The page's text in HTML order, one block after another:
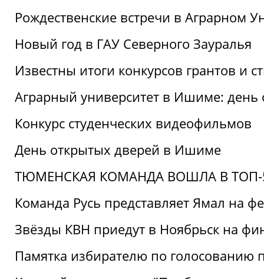
Рождественские встречи в Аграрном
Новый год в ГАУ Северного Зауралья
Известны итоги конкурсов грантов и
Аграрный университет в Ишиме: день
Конкурс студенческих видеофильмов
День открытых дверей в Ишиме
ТЮМЕНСКАЯ КОМАНДА ВОШЛА В ТОП-
Команда Русь представляет Ямал на
Звёзды КВН приедут в Ноябрьск на
Памятка избирателю по голосованию